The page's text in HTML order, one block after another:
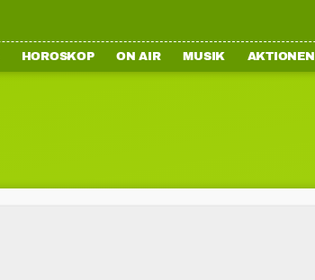
HOROSKOP ON AIR MUSIK AKTIONEN